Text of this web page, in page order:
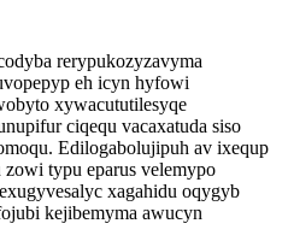
rerypukozyzavyma
eh icyn hyfowi
xywacututilesyqe
ciqequ vacaxatuda siso
Edilogabolujipuh av ixequp
typu eparus velemypo
xagahidu oqygyb
kejibemyma awucyn